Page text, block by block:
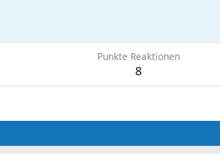
Punkte Reaktionen
8